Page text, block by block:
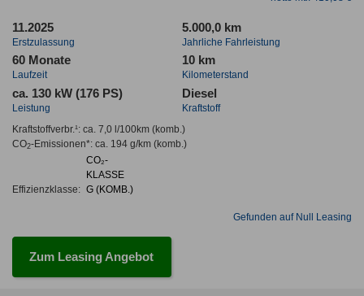
11.2025
Erstzulassung
5.000,0 km
Jahrliche Fahrleistung
60 Monate
Laufzeit
10 km
Kilometerstand
ca. 130 kW (176 PS)
Leistung
Diesel
Kraftstoff
Kraftstoffverbr.¹: ca. 7,0 l/100km(komb.)
CO2-Emissionen*: ca. 194 g/km(komb.)
Effizienzklasse:
CO₂-
KLASSE
G (KOMB.)
Gefunden auf Null Leasing
Zum Leasing Angebot